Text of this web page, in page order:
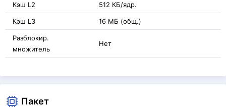
Кэш L2 512 КБ/ядр.
Кэш L3 16 МБ (общ.)
Разблокир.
множитель
Нет
Пакет